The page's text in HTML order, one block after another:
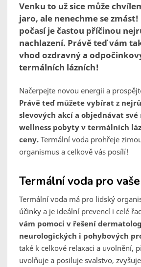
Venku to už sice může
jaro, ale nenechme se
počasí je častou příčinou
nachlazení. Právě teď vám
vhod ozdravný a
termálních lázních!
Načerpejte novou energii a
Právě teď můžete vybírat z
slevových akcí a objednávat
wellness pobyty v termálních
ceny. Termální voda prohřeje
organismus a celkově vás posílí!
Termální voda pro
Termální voda má pro lidský
účinky a je ideální prevencí i celé
vám pomoci v řešení
neurologických i pohybových
také k celkové relaxaci a uvolnění,
uvolňuje a posiluje svalstvo,